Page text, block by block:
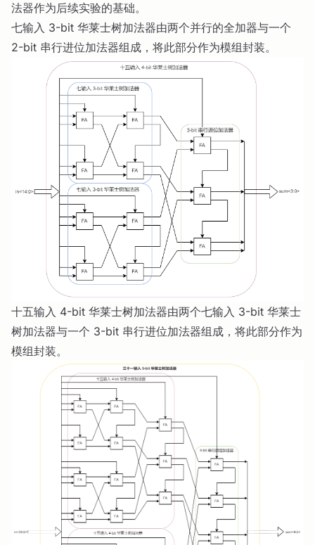
法器作为后续实验的基础。
七输入 3-bit 华莱士树加法器由两个并行的全加器与一个
2-bit 串行进位加法器组成，将此部分作为模组封装。
十五输入 4-bit 华莱士树加法器由两个七输入 3-bit 华莱士
树加法器与一个 3-bit 串行进位加法器组成，将此部分作为
模组封装。